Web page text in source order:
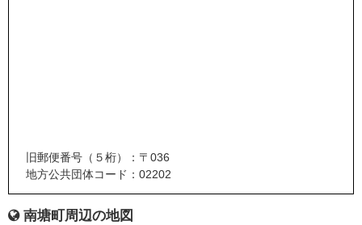
旧郵便番号（５桁）：〒036
地方公共団体コード：02202
南塘町周辺の地図